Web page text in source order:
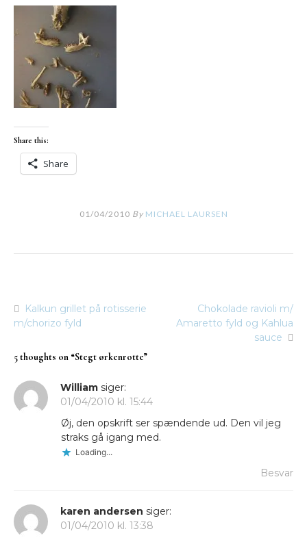
Share this:
Share
01/04/2010 By MICHAEL LAURSEN
Indlægsnavigation
Kalkun grillet på rotisserie
m/chorizo fyld
Chokolade ravioli m/
Amaretto fyld og Kahlua
sauce
5 thoughts on “Stegt ørkenrotte”
William siger:
01/04/2010 kl. 15:44
Øj, den opskrift ser spændende ud. Den vil jeg
straks gå igang med.
Loading...
Besvar
karen andersen siger:
01/04/2010 kl. 13:38